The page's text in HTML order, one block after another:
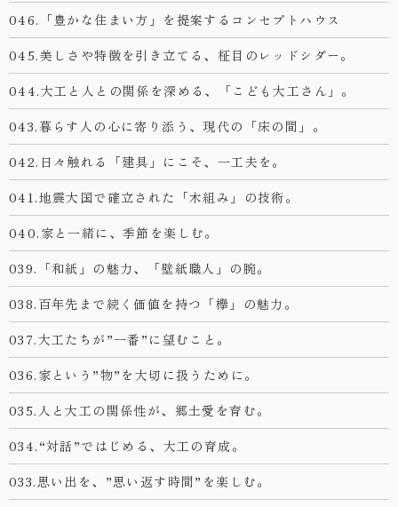
046.「豊かな住まい方」を提案するコンセプトハウス
045.美しさや特徴を引き立てる、柾目のレッドシダー。
044.大工と人との関係を深める、「こども大工さん」。
043.暮らす人の心に寄り添う、現代の「床の間」。
042.日々触れる「建具」にこそ、一工夫を。
041.地震大国で確立された「木組み」の技術。
040.家と一緒に、季節を楽しむ。
039.「和紙」の魅力、「壁紙職人」の腕。
038.百年先まで続く価値を持つ「欅」の魅力。
037.大工たちが”一番”に望むこと。
036.家という”物”を大切に扱うために。
035.人と大工の関係性が、郷土愛を育む。
034.“対話”ではじめる、大工の育成。
033.思い出を、”思い返す時間”を楽しむ。